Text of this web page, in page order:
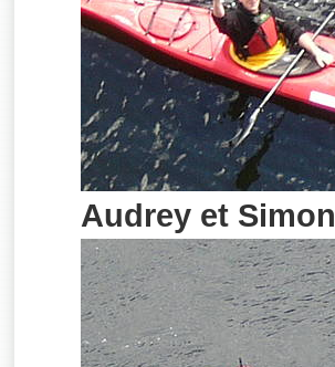
Audrey et Simon